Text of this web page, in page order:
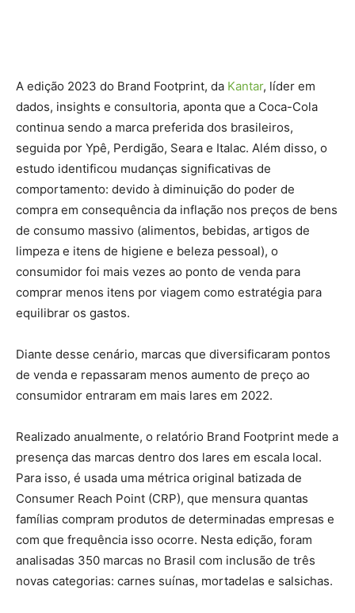
A edição 2023 do Brand Footprint, da Kantar, líder em
dados, insights e consultoria, aponta que a Coca-Cola
continua sendo a marca preferida dos brasileiros,
seguida por Ypê, Perdigão, Seara e Italac. Além disso, o
estudo identificou mudanças significativas de
comportamento: devido à diminuição do poder de
compra em consequência da inflação nos preços de bens
de consumo massivo (alimentos, bebidas, artigos de
limpeza e itens de higiene e beleza pessoal), o
consumidor foi mais vezes ao ponto de venda para
comprar menos itens por viagem como estratégia para
equilibrar os gastos.
Diante desse cenário, marcas que diversificaram pontos
de venda e repassaram menos aumento de preço ao
consumidor entraram em mais lares em 2022.
Realizado anualmente, o relatório Brand Footprint mede a
presença das marcas dentro dos lares em escala local.
Para isso, é usada uma métrica original batizada de
Consumer Reach Point (CRP), que mensura quantas
famílias compram produtos de determinadas empresas e
com que frequência isso ocorre. Nesta edição, foram
analisadas 350 marcas no Brasil com inclusão de três
novas categorias: carnes suínas, mortadelas e salsichas.